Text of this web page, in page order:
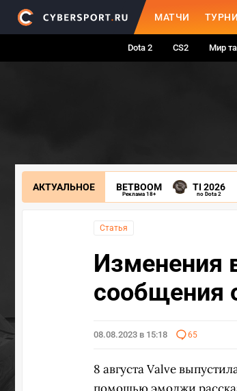
МАТЧИ
Dota 2 CS2 Мир
АКТУАЛЬНОЕ BETBOOM
Реклама 18+
TI 2026
по Dota 2
Статья
Изменения
сообщения
08.08.2023 в 15:18 65
8 августа Valve